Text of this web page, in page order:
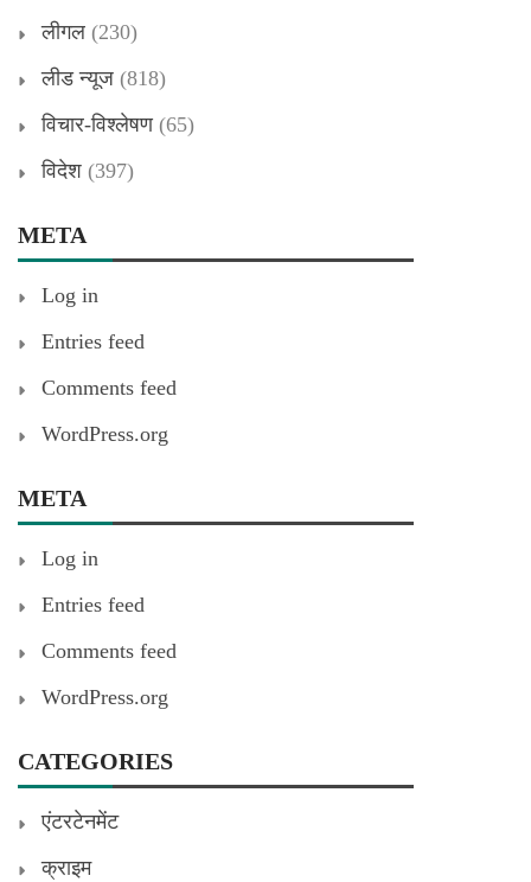
लीगल (230)
लीड न्यूज (818)
विचार-विश्लेषण(65)
विदेश (397)
META
Log in
Entries feed
Comments feed
WordPress.org
META
Log in
Entries feed
Comments feed
WordPress.org
CATEGORIES
एंटरटेनमेंट
क्राइम